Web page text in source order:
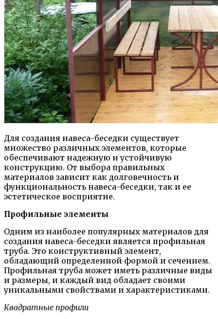
Для создания навеса-беседки существует
множество различных элементов, которые
обеспечивают надежную и устойчивую
конструкцию. От выбора правильных
материалов зависит как долговечность и
функциональность навеса-беседки, так и ее
эстетическое восприятие.
Профильные элементы
Одним из наиболее популярных материалов для
создания навеса-беседки является профильная
труба. Это конструктивный элемент,
обладающий определенной формой и сечением.
Профильная труба может иметь различные виды
и размеры, и каждый вид обладает своими
уникальными свойствами и характеристиками.
Квадратные профили